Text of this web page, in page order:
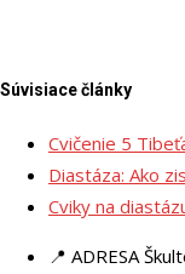
Súvisiace články
Cvičenie 5
Diastáza: Ako
Cviky na
📍 ADRESA